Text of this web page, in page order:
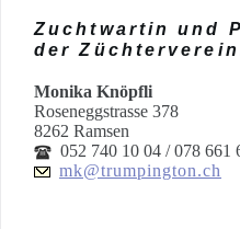
Zuchtwartin und
der
Monika Knöpfli
Roseneggstrasse 378
8262 Ramsen
052 740 10 04 / 078 661
mk@trumpington.ch